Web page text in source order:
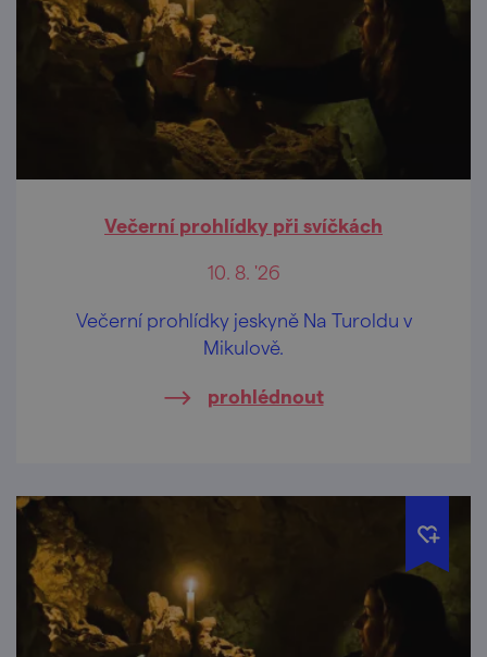
Večerní prohlídky při svíčkách
10. 8. '26
Večerní prohlídky jeskyně Na Turoldu v
Mikulově.
prohlédnout